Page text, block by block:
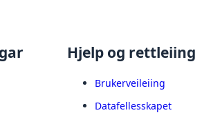
Hjelp og rettleiing
Brukerveileiing
Datafellesskapet